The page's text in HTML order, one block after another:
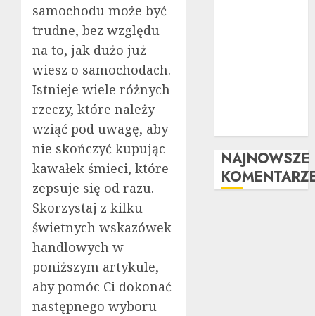
samochodu może być
trudne, bez względu
na to, jak dużo już
wiesz o samochodach.
Istnieje wiele różnych
rzeczy, które należy
wziąć pod uwagę, aby
nie skończyć kupując
kawałek śmieci, które
zepsuje się od razu.
Skorzystaj z kilku
świetnych wskazówek
handlowych w
poniższym artykule,
aby pomóc Ci dokonać
następnego wyboru
NAJNOWSZE